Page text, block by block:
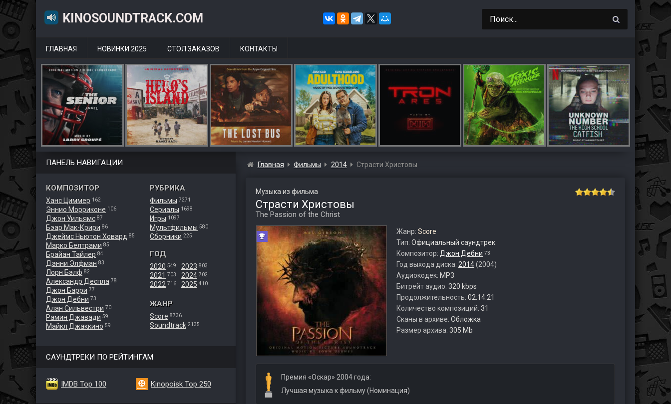
KINOSOUNDTRACK.COM
ГЛАВНАЯ НОВИНКИ 2025 СТОЛ ЗАКАЗОВ КОНТАКТЫ
ПАНЕЛЬ НАВИГАЦИИ
КОМПОЗИТОР
Ханс Циммер 162
Эннио Морриконе 106
Джон Уильямс 87
Бэар Мак-Крири 86
Джеймс Ньютон Ховард 85
Марко Белтрами 85
Брайан Тайлер 84
Дэнни Элфман 83
Лорн Бэлф 82
Александр Деспла 78
Джон Барри 77
Джон Дебни 73
Алан Сильвестри 70
Рамин Джавади 59
Майкл Джаккино 59
РУБРИКА
Фильмы 7271
Сериалы 1698
Игры 1097
Мультфильмы 580
Сборники 225
ГОД
2020 549
2021 703
2022 716
2023 803
2024 702
2025 410
ЖАНР
Score 8736
Soundtrack 2135
САУНДТРЕКИ ПО РЕЙТИНГАМ
IMDB Top 100 Kinopoisk Top 250
Главная Фильмы 2014 Страсти Христовы
Музыка из фильма
Страсти Христовы
The Passion of the Christ
Жанр: Score
Тип: Официальный саундтрек
Композитор: Джон Дебни 73
Год выхода диска: 2014(2004)
Аудиокодек: MP3
Битрейт аудио: 320 kbps
Продолжительность: 02:14:21
Количество композиций: 31
Сканы в архиве: Обложка
Размер архива: 305 Mb
Премия «Оскар» 2004 года:
Лучшая музыка к фильму (Номинация)